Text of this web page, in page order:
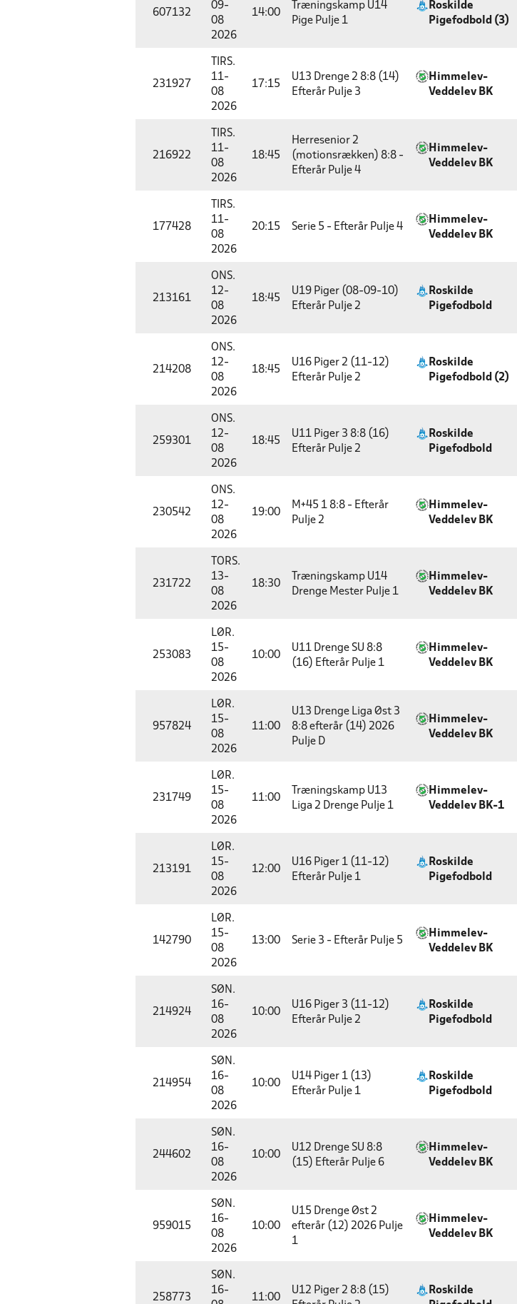
607132
09-
08
2026
14:00
Træningskamp U14
Pige Pulje 1
Roskilde
Pigefodbold (3)
231927
TIRS.
11-
08
2026
17:15
U13 Drenge 2 8:8 (14)
Efterår Pulje 3
Himmelev-
Veddelev BK
216922
TIRS.
11-
08
2026
18:45
Herresenior 2
(motionsrækken) 8:8 -
Efterår Pulje 4
Himmelev-
Veddelev BK
177428
TIRS.
11-
08
2026
20:15 Serie 5 - Efterår Pulje 4
Himmelev-
Veddelev BK
213161
ONS.
12-
08
2026
18:45
U19 Piger (08-09-10)
Efterår Pulje 2
Roskilde
Pigefodbold
214208
ONS.
12-
08
2026
18:45
U16 Piger 2 (11-12)
Efterår Pulje 2
Roskilde
Pigefodbold (2)
259301
ONS.
12-
08
2026
18:45
U11 Piger 3 8:8 (16)
Efterår Pulje 2
Roskilde
Pigefodbold
230542
ONS.
12-
08
2026
19:00
M+45 1 8:8 - Efterår
Pulje 2
Himmelev-
Veddelev BK
231722
TORS.
13-
08
2026
18:30
Træningskamp U14
Drenge Mester Pulje 1
Himmelev-
Veddelev BK
253083
LØR.
15-
08
2026
10:00
U11 Drenge SU 8:8
(16) Efterår Pulje 1
Himmelev-
Veddelev BK
957824
LØR.
15-
08
2026
11:00
U13 Drenge Liga Øst 3
8:8 efterår (14) 2026
Pulje D
Himmelev-
Veddelev BK
231749
LØR.
15-
08
2026
11:00
Træningskamp U13
Liga 2 Drenge Pulje 1
Himmelev-
Veddelev BK-1
213191
LØR.
15-
08
2026
12:00
U16 Piger 1 (11-12)
Efterår Pulje 1
Roskilde
Pigefodbold
142790
LØR.
15-
08
2026
13:00 Serie 3 - Efterår Pulje 5
Himmelev-
Veddelev BK
214924
SØN.
16-
08
2026
10:00
U16 Piger 3 (11-12)
Efterår Pulje 2
Roskilde
Pigefodbold
214954
SØN.
16-
08
2026
10:00
U14 Piger 1 (13)
Efterår Pulje 1
Roskilde
Pigefodbold
244602
SØN.
16-
08
2026
10:00
U12 Drenge SU 8:8
(15) Efterår Pulje 6
Himmelev-
Veddelev BK
959015
SØN.
16-
08
2026
10:00
U15 Drenge Øst 2
efterår (12) 2026 Pulje
1
Himmelev-
Veddelev BK
258773
SØN.
16-
11:00
U12 Piger 2 8:8 (15)
Roskilde